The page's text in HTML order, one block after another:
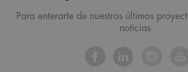
Para enterarte de nuestros últimos
noticias